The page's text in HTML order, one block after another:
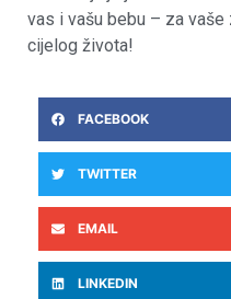
vas i vašu bebu – za
cijelog života!
FACEBOOK
TWITTER
EMAIL
LINKEDIN